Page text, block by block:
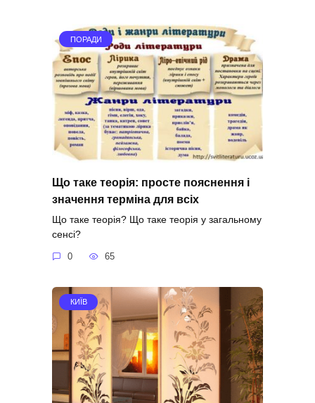
ПОРАДИ
Що таке теорія: просте пояснення і
значення терміна для всіх
Що таке теорія? Що таке теорія у загальному
сенсі?
0 65
КИЇВ